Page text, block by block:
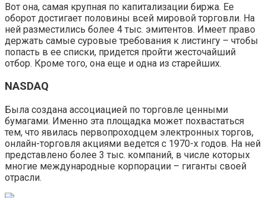
Вот она, самая крупная по капитализации биржа. Ее
оборот достигает половины всей мировой торговли. На
ней разместились более 4 тыс. эмитентов. Имеет право
держать самые суровые требования к листингу – чтобы
попасть в ее списки, придется пройти жесточайший
отбор. Кроме того, она еще и одна из старейших.
NASDAQ
Была создана ассоциацией по торговле ценными
бумагами. Именно эта площадка может похвастаться
тем, что явилась первопроходцем электронных торгов,
онлайн-торговля акциями ведется с 1970-х годов. На ней
представлено более 3 тыс. компаний, в числе которых
многие международные корпорации – гиганты своей
отрасли.